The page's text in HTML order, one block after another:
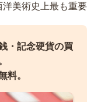
美術史上最も重要
・記念硬貨の買
料。